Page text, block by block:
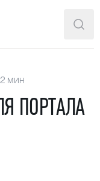
и балета
мин
ПОРТАЛА